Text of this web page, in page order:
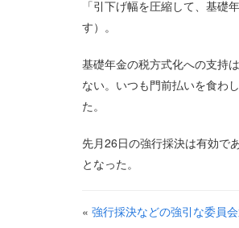
「引下げ幅を圧縮して、基
す）。
基礎年金の税方式化への支持
ない。いつも門前払いを食わ
た。
先月26日の強行採決は有効で
となった。
« 強行採決などの強引な委員